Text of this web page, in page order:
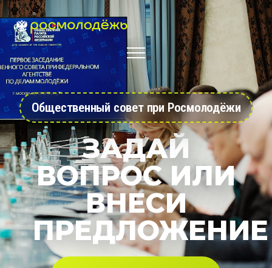
Общественный совет при Росмолодёжи
ЗАДАЙ
ВОПРОС ИЛИ
ВНЕСИ
ПРЕДЛОЖЕНИЕ